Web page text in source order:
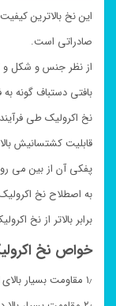
این نخ بالاترین
صادراتی است.
از نظر جنس و شکل و
بافتی دستباف گونه
نخ اکرولیک طی
قابلیت کشتسانیش
پفکی آن از بین می
به اصطلاح نخ
برابر بالاتر از نخ
خواص نخ
۱٫ مقاومت بسیار بالای این نخ در برابر گرما